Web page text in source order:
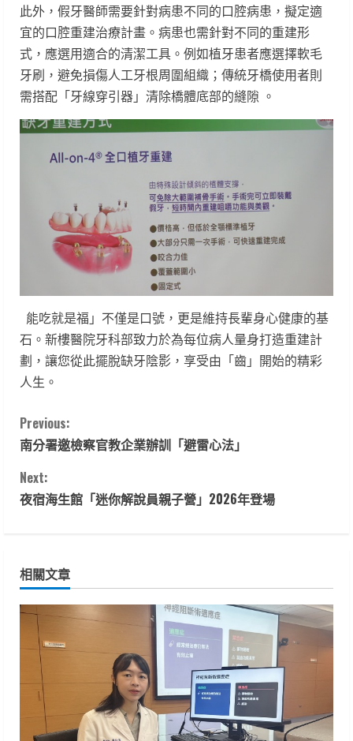
此外，假牙醫師需要針對病患不同的口腔病患，擬定適
宜的口腔重建治療計畫。病患也需針對不同的重建形
式，應選用適合的清潔工具。例如植牙患者應選擇軟毛
牙刷，避免損傷人工牙根周圍組織；傳統牙橋使用者則
需搭配「牙線穿引器」清除橋體底部的縫隙 。
能吃就是福」不僅是口號，更是維持長輩身心健康的基
石。新樓醫院牙科部致力於為每位病人量身打造重建計
劃，讓您從此擺脫缺牙陰影，享受由「齒」開始的精彩
人生。
C
o
n
i
n
u
e
R
Previous:
南分署邀檢察官教企業辦訓「避雷心法」
Next:
夜宿海生館「迷你解說員親子營」2026年登場
相關文章